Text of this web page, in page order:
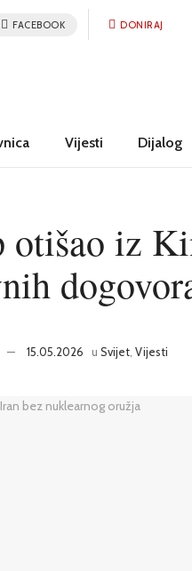
FACEBOOK DONIRAJ
Vijesti Dijalog
otišao iz
15.05.2026 u Svijet, Vijesti